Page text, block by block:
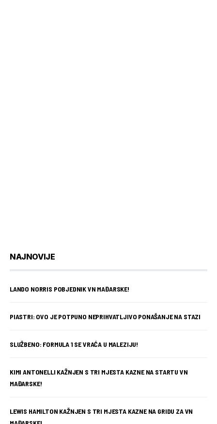
NAJNOVIJE
LANDO NORRIS POBJEDNIK VN MAĐARSKE!
PIASTRI: OVO JE POTPUNO NEPRIHVATLJIVO PONAŠANJE NA STAZI
SLUŽBENO: FORMULA 1 SE VRAĆA U MALEZIJU!
KIMI ANTONELLI KAŽNJEN S TRI MJESTA KAZNE NA STARTU VN
MAĐARSKE!
LEWIS HAMILTON KAŽNJEN S TRI MJESTA KAZNE NA GRIDU ZA VN